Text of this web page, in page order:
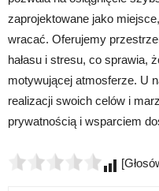
zaprojektowane jako
wracać. Oferujemy
hałasu i stresu, co sprawia,
motywującej atmosferze. U
realizacji swoich celów i
prywatnością i wsparciem